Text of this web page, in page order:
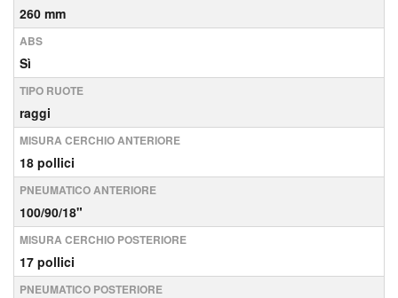
260 mm
ABS
Sì
TIPO RUOTE
raggi
MISURA CERCHIO ANTERIORE
18 pollici
PNEUMATICO ANTERIORE
100/90/18"
MISURA CERCHIO POSTERIORE
17 pollici
PNEUMATICO POSTERIORE